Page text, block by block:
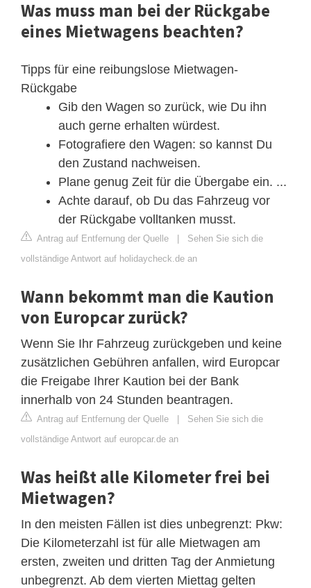
Was muss man bei der Rückgabe
eines Mietwagens beachten?
Tipps für eine reibungslose Mietwagen-
Rückgabe
Gib den Wagen so zurück, wie Du ihn
auch gerne erhalten würdest.
Fotografiere den Wagen: so kannst Du
den Zustand nachweisen.
Plane genug Zeit für die Übergabe ein. ...
Achte darauf, ob Du das Fahrzeug vor
der Rückgabe volltanken musst.
Antrag auf Entfernung der Quelle | Sehen Sie sich die
vollständige Antwort auf holidaycheck.de an
Wann bekommt man die Kaution
von Europcar zurück?
Wenn Sie Ihr Fahrzeug zurückgeben und keine
zusätzlichen Gebühren anfallen, wird Europcar
die Freigabe Ihrer Kaution bei der Bank
innerhalb von 24 Stunden beantragen.
Antrag auf Entfernung der Quelle | Sehen Sie sich die
vollständige Antwort auf europcar.de an
Was heißt alle Kilometer frei bei
Mietwagen?
In den meisten Fällen ist dies unbegrenzt: Pkw:
Die Kilometerzahl ist für alle Mietwagen am
ersten, zweiten und dritten Tag der Anmietung
unbegrenzt. Ab dem vierten Miettag gelten